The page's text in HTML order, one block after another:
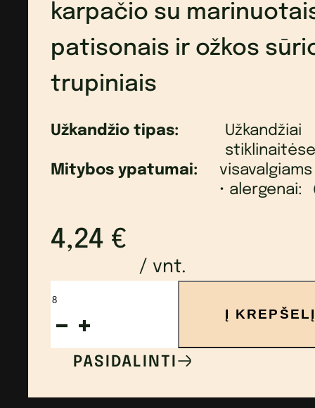
karpačio su
patisonais ir ožkos
trupiniais
Užkandžio tipas:
Užkandžiai
stiklinaitėse
Mitybos ypatumai:
visavalgiams
• alergenai:
4,24 €
/ vnt.
produkto
kiekis:
Lengvai
marinuotų
Į
PASIDALINTI